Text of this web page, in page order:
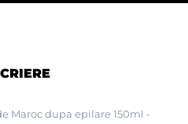
Maroc dupa epilare 150ml -